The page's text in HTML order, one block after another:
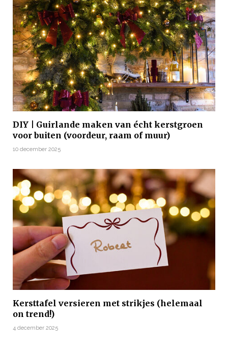
DIY | Guirlande maken van écht kerstgroen
voor buiten (voordeur, raam of muur)
10 december 2025
Kersttafel versieren met strikjes (helemaal
on trend!)
4 december 2025